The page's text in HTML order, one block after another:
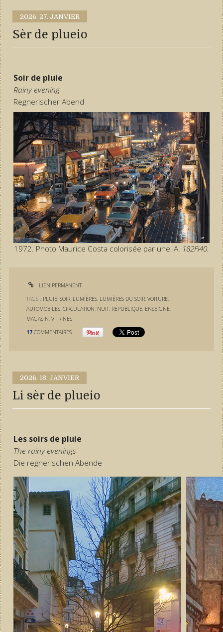
2026. 27. JANVIER
Sèr de plueio
Soir de pluie
Rainy evening
Regnerischer Abend
1972. Photo Maurice Costa colorisée par une IA. 182Fi40.
LIEN PERMANENT
TAGS : PLUIE,SOIR, LUMIÈRES, LUMIÈRES DU SOIR,VOITURE,
AUTOMOBILES,CIRCULATION, NUIT, RÉPUBLIQUE, ENSEIGNE,
MAGASIN,VITRINES
17 COMMENTAIRES
2026. 18. JANVIER
Li sèr de plueio
Les soirs de pluie
The rainy evenings
Die regnerischen Abende